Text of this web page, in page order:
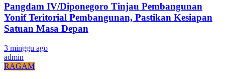
Pangdam IV/Diponegoro Tinjau Pembangunan
Yonif Teritorial Pembangunan, Pastikan Kesiapan
Satuan Masa Depan
3 minggu ago
admin
RAGAM